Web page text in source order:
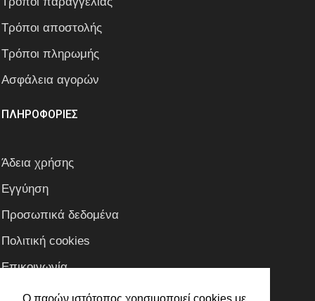
Τρόποι αποστολής
Τρόποι πληρωμής
Ασφάλεια αγορών
ΠΛΗΡΟΦΟΡΙΕΣ
Άδεια χρήσης
Εγγύηση
Προσωπικά δεδομένα
Πολιτική cookies
Επικοινωνία